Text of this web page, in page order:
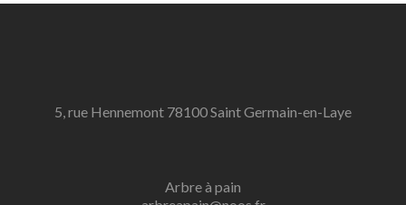
5, rue Hennemont 78100 Saint Germain-en-Laye
Arbre à pain